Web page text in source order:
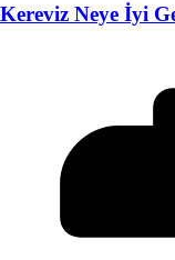
Kereviz Neye İyi